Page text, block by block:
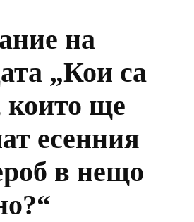
на
„Кои са
които ще
есенния
в нещо